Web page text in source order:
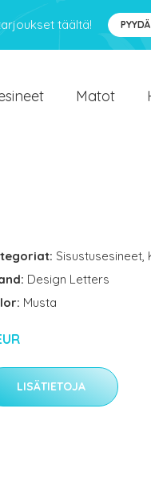
täältä!
Matot
Sisustusesineet,
Design Letters
Musta
LISÄTIETOJA